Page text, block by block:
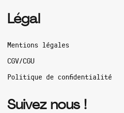
Légal
Mentions légales
CGV/CGU
Politique de confidentialité
Suivez nous !